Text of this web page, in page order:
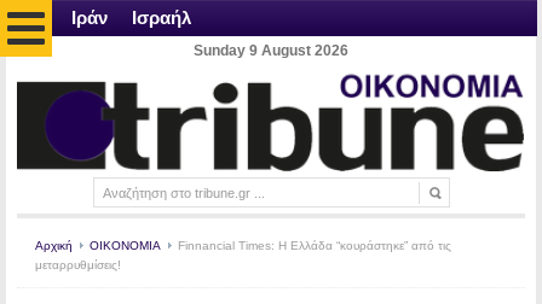
Ιράν Ισραήλ
Sunday 9 August 2026
Αρχική ΟΙΚΟΝΟΜΙΑ
Finnancial Times: Η Ελλάδα “κουράστηκε” από τις
μεταρρυθμίσεις!